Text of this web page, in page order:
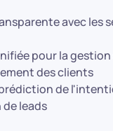
avec les
pour la
des clients
de
leads